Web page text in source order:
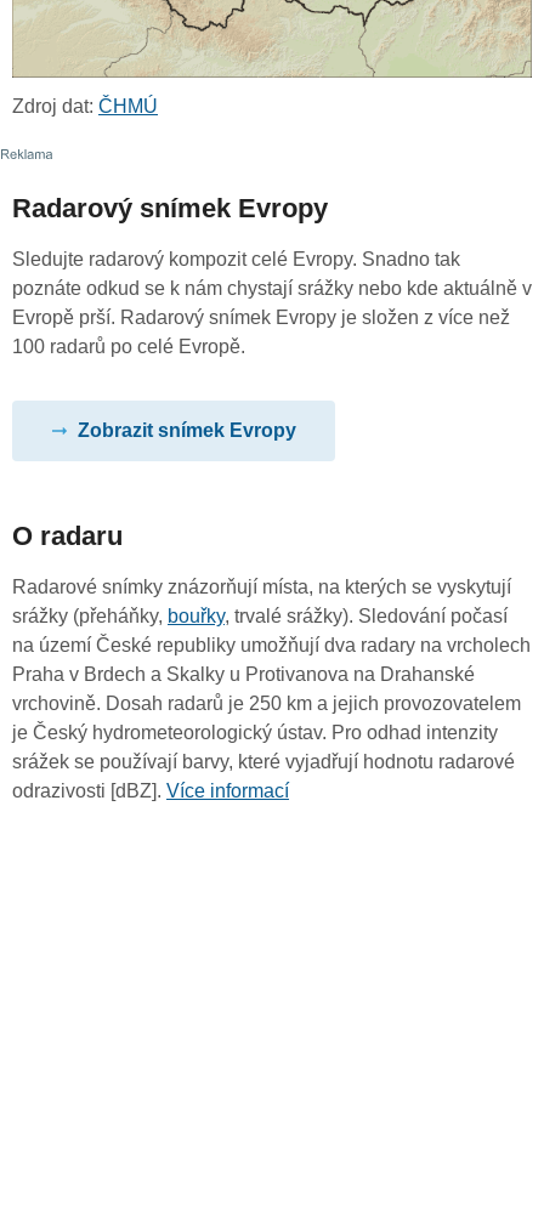
Zdroj dat: ČHMÚ
Radarový snímek Evropy
Sledujte radarový kompozit celé Evropy. Snadno tak
poznáte odkud se k nám chystají srážky nebo kde aktuálně v
Evropě prší. Radarový snímek Evropy je složen z více než
100 radarů po celé Evropě.
Zobrazit snímek Evropy
O radaru
Radarové snímky znázorňují místa, na kterých se vyskytují
srážky (přeháňky, bouřky, trvalé srážky). Sledování počasí
na území České republiky umožňují dva radary na vrcholech
Praha v Brdech a Skalky u Protivanova na Drahanské
vrchovině. Dosah radarů je 250 km a jejich provozovatelem
je Český hydrometeorologický ústav. Pro odhad intenzity
srážek se používají barvy, které vyjadřují hodnotu radarové
odrazivosti [dBZ]. Více informací